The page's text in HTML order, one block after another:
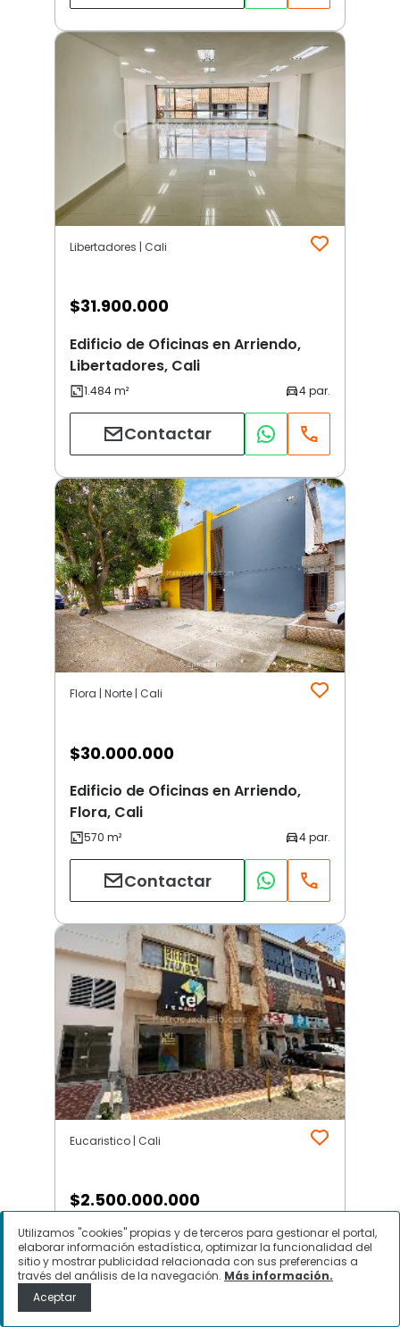
Libertadores | Cali
$31.900.000
Edificio de Oficinas en Arriendo,
Libertadores, Cali
Contactar
Flora | Norte | Cali
$30.000.000
Edificio de Oficinas en Arriendo,
Flora, Cali
Contactar
Eucaristico | Cali
$2.500.000.000
Edificio de Oficinas en Arriendo,
Eucaristico, Cali
Utilizamos "cookies" propias y de terceros para gestionar el portal,
elaborar información estadística, optimizar la funcionalidad del
sitio y mostrar publicidad relacionada con sus preferencias a
través del análisis de la navegación. Más información.
Aceptar